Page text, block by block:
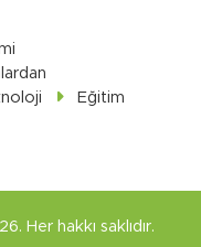
Eğitim
Her hakkı saklıdır.